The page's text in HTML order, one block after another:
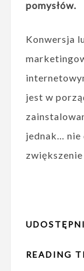
pomysłów.
Konwersja
jest w
jednak… nie
READING